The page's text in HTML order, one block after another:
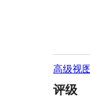
高级视
评级